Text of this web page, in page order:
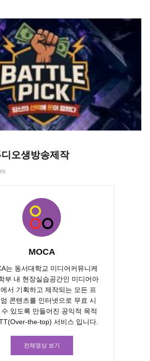
오생방송제작
MOCA
는 동서대학교 미디어커뮤니케
부 내 현장실습공간인 미디어아
서 기획하고 제작되는 모든 프
콘텐츠를 인터넷으로 무료 시
수 있도록 만들어진 공익적 목적
the-top) 서비스 입니다.
전체영상 보기